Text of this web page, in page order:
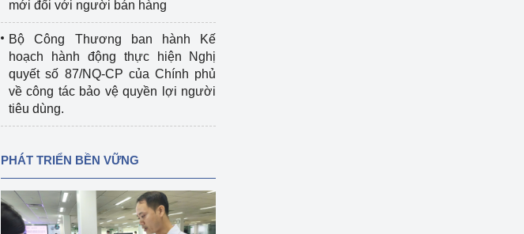
mới đối với người bán hàng
Bộ Công Thương ban hành Kế
hoạch hành động thực hiện Nghị
quyết số 87/NQ-CP của Chính phủ
về công tác bảo vệ quyền lợi người
tiêu dùng.
PHÁT TRIỂN BỀN VỮNG